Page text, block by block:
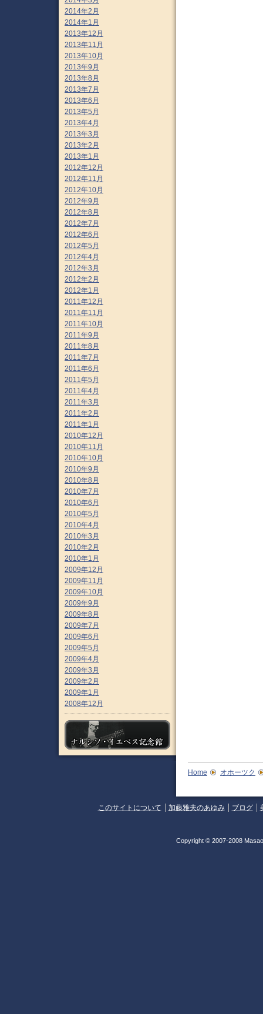
2014年2月
2014年1月
2013年12月
2013年11月
2013年10月
2013年9月
2013年8月
2013年7月
2013年6月
2013年5月
2013年4月
2013年3月
2013年2月
2013年1月
2012年12月
2012年11月
2012年10月
2012年9月
2012年8月
2012年7月
2012年6月
2012年5月
2012年4月
2012年3月
2012年2月
2012年1月
2011年12月
2011年11月
2011年10月
2011年9月
2011年8月
2011年7月
2011年6月
2011年5月
2011年4月
2011年3月
2011年2月
2011年1月
2010年12月
2010年11月
2010年10月
2010年9月
2010年8月
2010年7月
2010年6月
2010年5月
2010年4月
2010年3月
2010年2月
2010年1月
2009年12月
2009年11月
2009年10月
2009年9月
2009年8月
2009年7月
2009年6月
2009年5月
2009年4月
2009年3月
2009年2月
2009年1月
2008年12月
Home オホーツク
このサイトについて 加藤雅夫のあゆみ ブログ
Copyright © 2007-2008